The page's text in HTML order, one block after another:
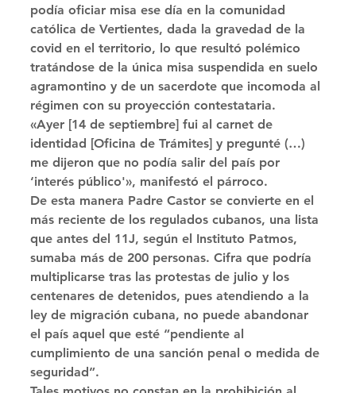
podía oficiar misa ese día en la comunidad
católica de Vertientes, dada la gravedad de la
covid en el territorio, lo que resultó polémico
tratándose de la única misa suspendida en suelo
agramontino y de un sacerdote que incomoda al
régimen con su proyección contestataria.
«Ayer [14 de septiembre] fui al carnet de
identidad [Oficina de Trámites] y pregunté (…)
me dijeron que no podía salir del país por
‘interés público'», manifestó el párroco.
De esta manera Padre Castor se convierte en el
más reciente de los regulados cubanos, una lista
que antes del 11J, según el Instituto Patmos,
sumaba más de 200 personas. Cifra que podría
multiplicarse tras las protestas de julio y los
centenares de detenidos, pues atendiendo a la
ley de migración cubana, no puede abandonar
el país aquel que esté “pendiente al
cumplimiento de una sanción penal o medida de
seguridad”.